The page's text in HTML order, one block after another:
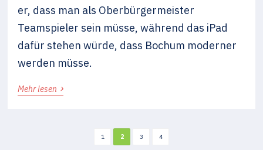
er, dass man als Oberbürgermeister
Teamspieler sein müsse, während das iPad
dafür stehen würde, dass Bochum moderner
werden müsse.
Mehr lesen ›
1 2 3 4